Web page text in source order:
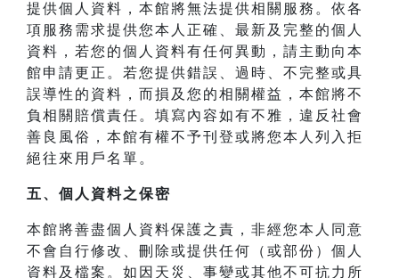
提供個人資料，本館將無法提供相關服務。依各
項服務需求提供您本人正確、最新及完整的個人
資料，若您的個人資料有任何異動，請主動向本
館申請更正。若您提供錯誤、過時、不完整或具
誤導性的資料，而損及您的相關權益，本館將不
負相關賠償責任。填寫內容如有不雅，違反社會
善良風俗，本館有權不予刊登或將您本人列入拒
絕往來用戶名單。
五、個人資料之保密
本館將善盡個人資料保護之責，非經您本人同意
不會自行修改、刪除或提供任何（或部份）個人
資料及檔案。如因天災、事變或其他不可抗力所